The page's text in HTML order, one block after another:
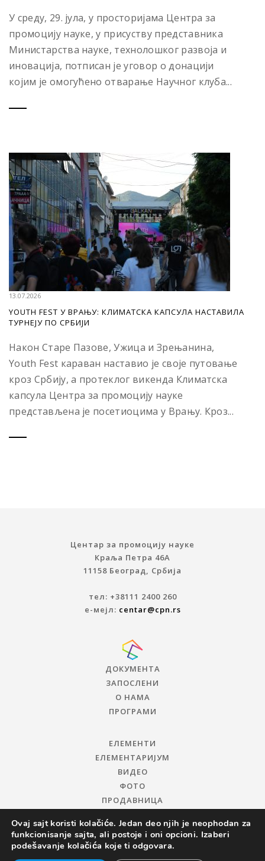
У среду, 29. јула, у просторијама Центра за
промоцију науке, у присуству представника
Министарства науке, технолошког развоја и
иновација, потписан је уговор о донацији
којим је омогућено отварање Научног клуба...
13.07.2026
YOUTH FEST У ВРАЊУ: КЛИМАТСКА КАПСУЛА НАСТАВИЛА
ТУРНЕЈУ ПО СРБИЈИ
Након Старе Пазове, Ужица и Зрењанина,
Youth Fest караван наставио је своје путовање
кроз Србију, а протеклог викенда Климатска
капсула Центра за промоцију науке
представљена је посетиоцима у Врању. Кроз...
Центар за промоцију науке
Краља Петра 46A
11158 Београд, Србија
тел: +38111 2400 260
е-мејл: centar@cpn.rs
ДОКУМЕНТА
ЗАПОСЛЕНИ
О НАМА
ПРОГРАМИ
ЕЛЕМЕНТИ
ЕЛЕМЕНТАРИЈУМ
ВИДЕО
ФОТО
ПРОДАВНИЦА
Ovaj sajt koristi kolačiće. Jedan deo njih je neophodan za
funkcionisanje sajta, ali postoje i oni opcioni. Izaberi
podešavanje kolačića koje ti odgovara.